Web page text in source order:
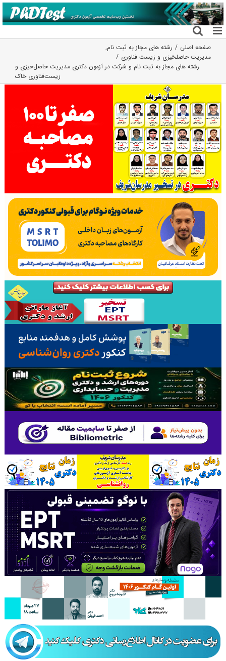
رفتن
به
محتوا
صفحه اصلی رشته های مجاز به ثبت نام,
مدیریت حاصلخیزی و زیست فناوری
رشته های مجاز به ثبت نام و شرکت در آزمون دکتری مدیریت حاصل‌خیزی و
‌زیست‌فناوری خاک